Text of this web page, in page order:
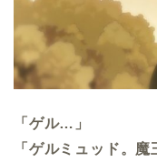
「ゲル…」
「ゲルミュッド。魔